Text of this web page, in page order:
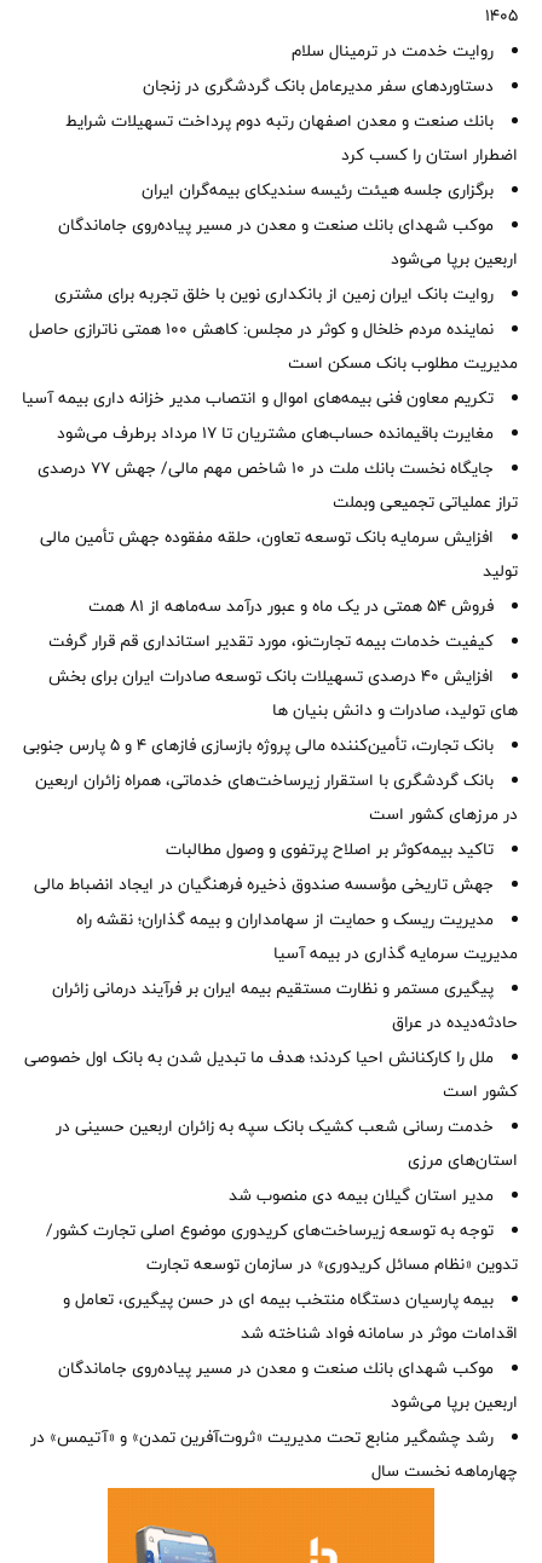
1405
روایت خدمت در ترمینال سلام
دستاوردهای سفر مدیرعامل بانک گردشگری در زنجان
بانك صنعت و معدن اصفهان رتبه دوم پرداخت تسهیلات شرایط
اضطرار استان را كسب كرد
برگزاری جلسه هیئت رئیسه سندیکای بیمه‌گران ایران
موكب شهدای بانك صنعت و معدن در مسیر پیاده‌روی جاماندگان
اربعین برپا می‌شود
روایت بانک ایران زمین از بانکداری نوین با خلق تجربه برای مشتری
نماینده مردم خلخال و کوثر در مجلس: کاهش ۱۰۰ همتی ناترازی حاصل
مدیریت مطلوب بانک مسکن است
تکریم معاون فنی بیمه‌های اموال و انتصاب مدیر خزانه داری بیمه آسیا
مغایرت‌ باقیمانده حساب‌های مشتریان تا ۱۷ مرداد برطرف می‌شود
جایگاه نخست بانك ملت در 10 شاخص مهم مالی/ جهش 77 درصدی
تراز عملیاتی تجمیعی وبملت
افزایش سرمایه بانک توسعه تعاون، حلقه مفقوده جهش تأمین مالی
تولید
فروش 54 همتی در یک ماه و عبور درآمد سه‌ماهه از 81 همت
کیفیت خدمات بیمه تجارت‌نو، مورد تقدیر استانداری قم قرار گرفت
افزایش 40 درصدی تسهیلات بانک توسعه صادرات ایران برای بخش
های تولید، صادرات و دانش بنیان ها
بانک تجارت، تأمین‌کننده مالی پروژه بازسازی فازهای ۴ و ۵ پارس جنوبی
بانک گردشگری با استقرار زیرساخت‌های خدماتی، همراه زائران اربعین
در مرزهای کشور است
تاکید بیمه‌کوثر بر اصلاح پرتفوی و وصول مطالبات ‌
جهش تاریخی مؤسسه صندوق ذخیره فرهنگیان در ایجاد انضباط مالی
مدیریت ریسک و حمایت از سهامداران و بیمه گذاران؛ نقشه راه
مدیریت سرمایه گذاری در بیمه آسیا
پیگیری مستمر و نظارت مستقیم بیمه ایران بر فرآیند درمانی زائران
حادثه‌دیده در عراق
ملل را کارکنانش احیا کردند؛ هدف ما تبدیل شدن به بانک اول خصوصی
کشور است
خدمت رسانی شعب کشیک بانک سپه به زائران اربعین حسینی در
استان‌‌های مرزی
‌مدیر استان گیلان بیمه دی منصوب شد
توجه به توسعه زیرساخت‌های کریدوری موضوع اصلی تجارت کشور/
تدوین «نظام مسائل کریدوری» در سازمان توسعه تجارت
بیمه پارسیان دستگاه منتخب بیمه ای در حسن پیگیری، تعامل و
اقدامات موثر در سامانه فواد شناخته شد
موكب شهدای بانك صنعت و معدن در مسیر پیاده‌روی جاماندگان
اربعین برپا می‌شود
رشد چشمگیر منابع تحت مدیریت «ثروت‌آفرین تمدن» و «آتیمس» در
چهارماهه نخست سال